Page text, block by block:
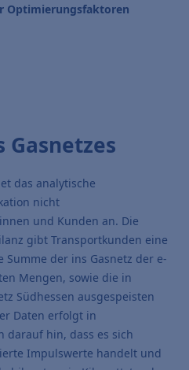
Optimierungsfaktoren
Gasnetzes
das analytische
nicht
und Kunden an. Die
gibt Transportkunden eine
der ins Gasnetz der e-
Mengen, sowie die in
Südhessen ausgespeisten
Daten erfolgt in
darauf hin, dass es sich
Impulswerte handelt und